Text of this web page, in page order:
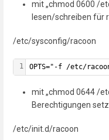
mit „chmod 0600 /
lesen/schreiben für
/etc/sysconfig/racoon
1 OPTS="-f /etc/
mit „chmod 0644 /
Berechtigungen
/etc/init.d/racoon